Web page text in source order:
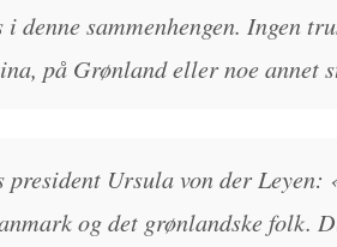
denne sammenhengen. Ingen
på Grønland eller noe annet
president Ursula von der
og det grønlandske folk.